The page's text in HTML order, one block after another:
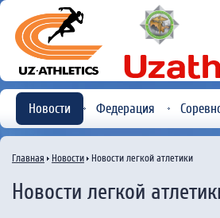
Новости Федерация
Главная Новости Новости легкой атлетики
Новости легкой